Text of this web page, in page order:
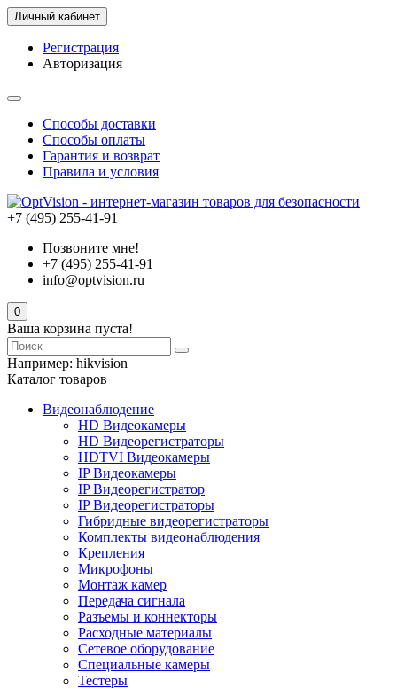
Личный кабинет
Регистрация
Авторизация
Способы доставки
Способы оплаты
Гарантия и возврат
Правила и условия
+7 (495) 255-41-91
Позвоните мне!
+7 (495) 255-41-91
info@optvision.ru
0
Ваша корзина пуста!
Например: hikvision
Каталог товаров
Видеонаблюдение
HD Видеокамеры
HD Видеорегистраторы
HDTVI Видеокамеры
IP Видеокамеры
IP Видеорегистратор
IP Видеорегистраторы
Гибридные видеорегистраторы
Комплекты видеонаблюдения
Крепления
Микрофоны
Монтаж камер
Передача сигнала
Разъемы и коннекторы
Расходные материалы
Сетевое оборудование
Специальные камеры
Тестеры